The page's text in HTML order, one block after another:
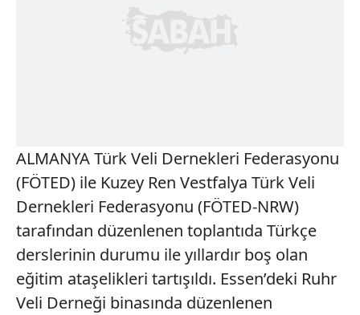
ALMANYA Türk Veli Dernekleri Federasyonu
(FÖTED) ile Kuzey Ren Vestfalya Türk Veli
Dernekleri Federasyonu (FÖTED-NRW)
tarafından düzenlenen toplantıda Türkçe
derslerinin durumu ile yıllardır boş olan
eğitim ataşelikleri tartışıldı. Essen’deki Ruhr
Veli Derneği binasında düzenlenen